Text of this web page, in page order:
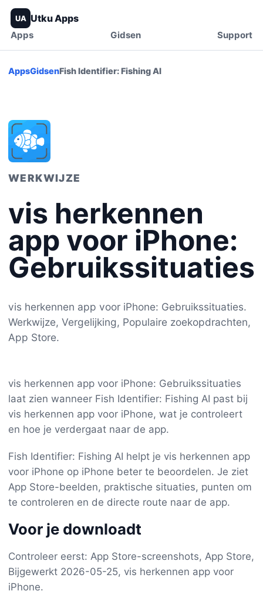
UA Utku Apps
Apps Gidsen Support
AppsGidsenFish Identifier: Fishing AI
WERKWIJZE
vis herkennen
app voor iPhone:
Gebruikssituaties
vis herkennen app voor iPhone: Gebruikssituaties.
Werkwijze, Vergelijking, Populaire zoekopdrachten,
App Store.
vis herkennen app voor iPhone: Gebruikssituaties
laat zien wanneer Fish Identifier: Fishing AI past bij
vis herkennen app voor iPhone, wat je controleert
en hoe je verdergaat naar de app.
Fish Identifier: Fishing AI helpt je vis herkennen app
voor iPhone op iPhone beter te beoordelen. Je ziet
App Store-beelden, praktische situaties, punten om
te controleren en de directe route naar de app.
Voor je downloadt
Controleer eerst: App Store-screenshots, App Store,
Bijgewerkt 2026-05-25, vis herkennen app voor
iPhone.